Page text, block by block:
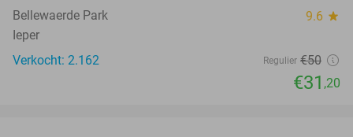
Bellewaerde Park 9.6 star
Ieper
Verkocht: 2.162
Regulier €50
€31 ,20